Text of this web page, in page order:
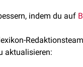
umGewebewährend
indem du auf
aktualisieren: